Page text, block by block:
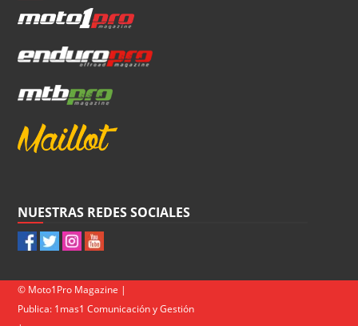
NUESTRAS REDES SOCIALES
© Moto1Pro Magazine |
Publica: 1mas1 Comunicación y Gestión